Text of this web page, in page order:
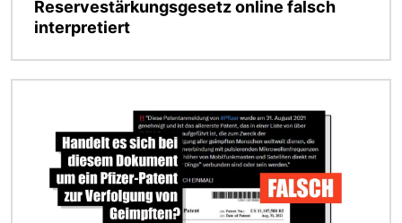
Reservestärkungsgesetz online falsch
interpretiert